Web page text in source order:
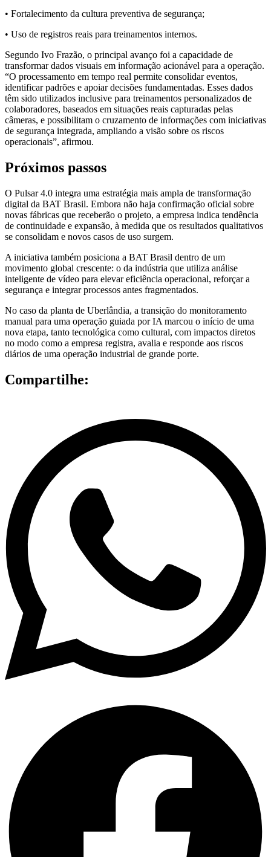
• Fortalecimento da cultura preventiva de segurança;
• Uso de registros reais para treinamentos internos.
Segundo Ivo Frazão, o principal avanço foi a capacidade de
transformar dados visuais em informação acionável para a operação.
“O processamento em tempo real permite consolidar eventos,
identificar padrões e apoiar decisões fundamentadas. Esses dados
têm sido utilizados inclusive para treinamentos personalizados de
colaboradores, baseados em situações reais capturadas pelas
câmeras, e possibilitam o cruzamento de informações com iniciativas
de segurança integrada, ampliando a visão sobre os riscos
operacionais”, afirmou.
Próximos passos
O Pulsar 4.0 integra uma estratégia mais ampla de transformação
digital da BAT Brasil. Embora não haja confirmação oficial sobre
novas fábricas que receberão o projeto, a empresa indica tendência
de continuidade e expansão, à medida que os resultados qualitativos
se consolidam e novos casos de uso surgem.
A iniciativa também posiciona a BAT Brasil dentro de um
movimento global crescente: o da indústria que utiliza análise
inteligente de vídeo para elevar eficiência operacional, reforçar a
segurança e integrar processos antes fragmentados.
No caso da planta de Uberlândia, a transição do monitoramento
manual para uma operação guiada por IA marcou o início de uma
nova etapa, tanto tecnológica como cultural, com impactos diretos
no modo como a empresa registra, avalia e responde aos riscos
diários de uma operação industrial de grande porte.
Compartilhe: